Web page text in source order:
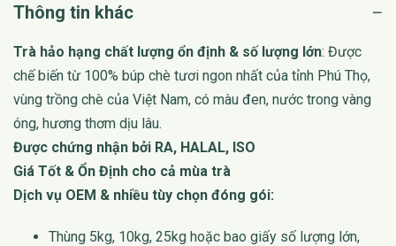
Thông tin khác
Trà hảo hạng chất lượng ổn định & số lượng lớn: Được
chế biến từ 100% búp chè tươi ngon nhất của tỉnh Phú Thọ,
vùng trồng chè của Việt Nam, có màu đen, nước trong vàng
óng, hương thơm dịu lâu.
Được chứng nhận bởi RA, HALAL, ISO
Giá Tốt & Ổn Định cho cả mùa trà
Dịch vụ OEM & nhiều tùy chọn đóng gói:
Thùng 5kg, 10kg, 25kg hoặc bao giấy số lượng lớn,